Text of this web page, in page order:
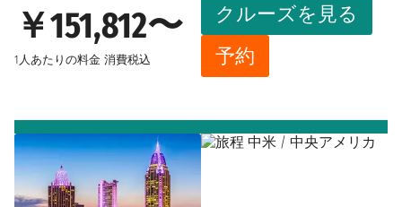
￥151,812〜
1人あたりの料金 消費税込
クルーズを見る
予約